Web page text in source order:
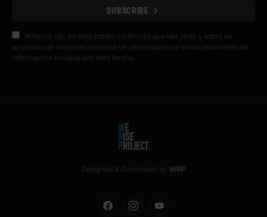
SUBSCRIBE
Al hacer clic en este botón, confirmas que has leído y estas de
acuerdo con nuestros términos de uso respecto al almacenamiento de
información enviada por esta forma.
Designed & Developed by WRP